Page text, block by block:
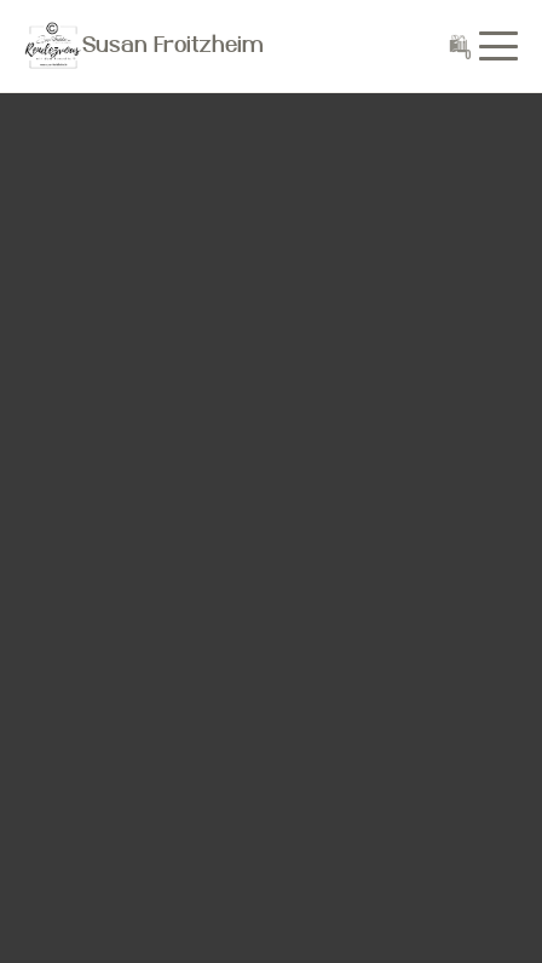
Susan Froitzheim 🛍